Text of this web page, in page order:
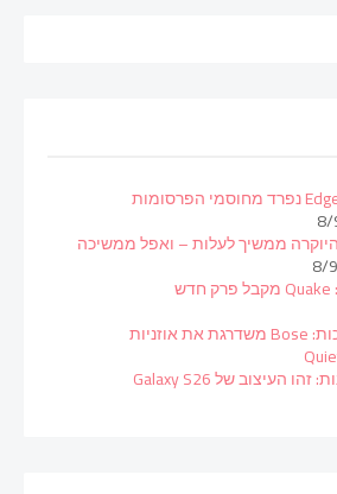
בעקבות Chrome: גם Edge נפרד מחוסמי הפרסומות
ממשיך לעלות – ואפל ממשיכה
30 שנה אחרי ההשקה: Quake מקבל פרק חדש
פחות רעשים, יותר איכות: Bose משדרגת את אוזניות
נחשף בתמונות ראשונות: זהו העיצוב של Galaxy S26